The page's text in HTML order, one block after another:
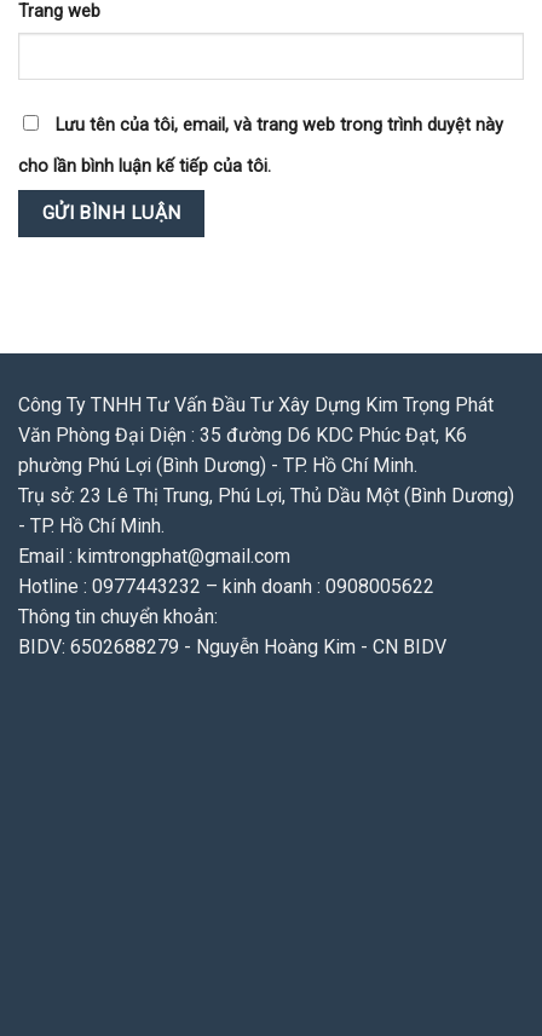
Trang web
Lưu tên của tôi, email, và trang web trong trình duyệt này
cho lần bình luận kế tiếp của tôi.
Công Ty TNHH Tư Vấn Đầu Tư Xây Dựng Kim Trọng Phát
Văn Phòng Đại Diện : 35 đường D6 KDC Phúc Đạt, K6
phường Phú Lợi (Bình Dương) - TP. Hồ Chí Minh.
Trụ sở: 23 Lê Thị Trung, Phú Lợi, Thủ Dầu Một (Bình Dương)
- TP. Hồ Chí Minh.
Email : kimtrongphat@gmail.com
Hotline : 0977443232 – kinh doanh : 0908005622
Thông tin chuyển khoản:
BIDV: 6502688279 - Nguyễn Hoàng Kim - CN BIDV